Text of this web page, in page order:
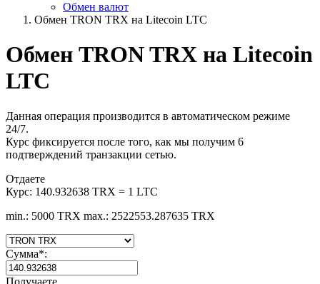
Обмен валют
Обмен TRON TRX на Litecoin LTC
Обмен TRON TRX на Litecoin
LTC
Данная операция производится в автоматическом режиме
24/7.
Курс фиксируется после того, как мы получим 6
подтверждений транзакции сетью.
Отдаете
Курс: 140.932638 TRX = 1 LTC
min.: 5000 TRX max.: 2522553.287635 TRX
Сумма*:
Получаете